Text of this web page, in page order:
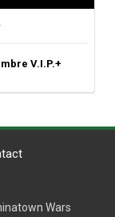
V.I.P.+
Wars